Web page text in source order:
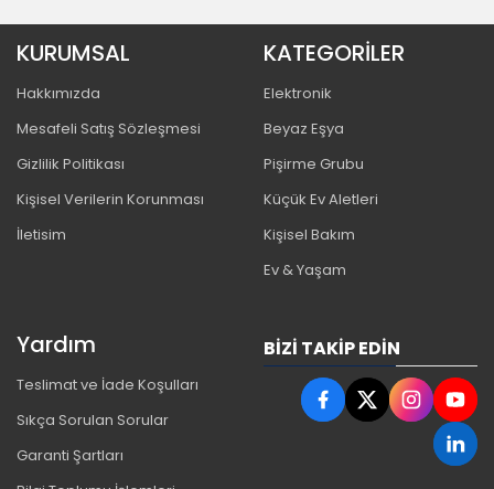
KURUMSAL
Hakkımızda
Mesafeli Satış Sözleşmesi
Gizlilik Politikası
Kişisel Verilerin Korunması
İletisim
KATEGORİLER
Elektronik
Beyaz Eşya
Pişirme Grubu
Küçük Ev Aletleri
Kişisel Bakım
Ev & Yaşam
Yardım
Teslimat ve İade Koşulları
Sıkça Sorulan Sorular
Garanti Şartları
BIZI TAKIP EDIN